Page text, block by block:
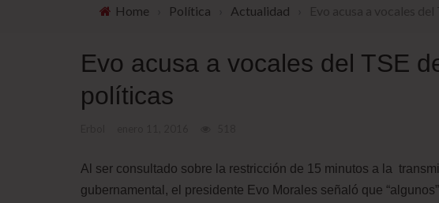
Home Política Actualidad
Evo acusa a vocales del TSE
políticas
Al ser consultado sobre la restricción de 15 minutos a la
gubernamental, el presidente Evo Morales señaló que